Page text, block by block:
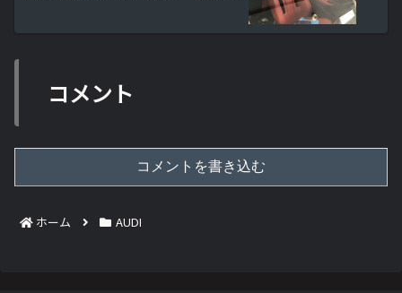
コメント
コメントを書き込む
ホーム AUDI